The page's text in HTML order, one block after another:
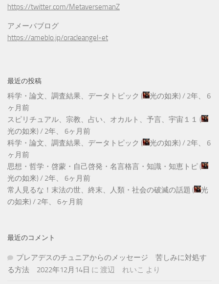
https://twitter.com/MetaversemanZ
アメーバブログ
https://ameblo.jp/oracleangel-et
最近の投稿
科学・論文、調査結果、データトピック ( 光の如来) / 2年、 6
ヶ月前
スピリチュアル、宗教、占い、オカルト、予言、宇宙１１ (
光の如来) / 2年、 6ヶ月前
科学・論文、調査結果、データトピック ( 光の如来) / 2年、 6
ヶ月前
思想・哲学・啓蒙・自己啓発・名言格言・知識・知恵トピ (
光の如来) / 2年、 6ヶ月前
常人見るな！末法の世、終末、人類・社会の破滅の話題 (
光
の如来) / 2年、 6ヶ月前
最近のコメント
プレアデスのチュニアからのメッセージ 苦しみに対処す
る方法 2022年12月14日 に 渡辺 れいこ より